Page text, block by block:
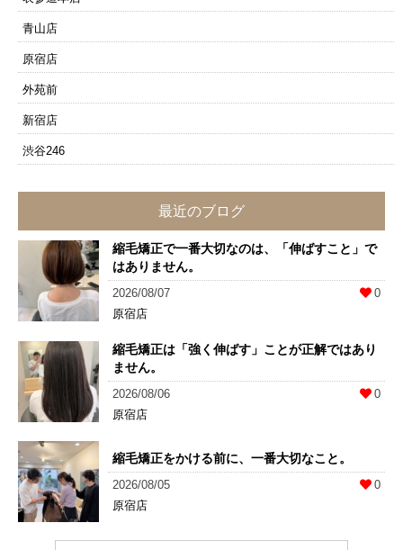
青山店
原宿店
外苑前
新宿店
渋谷246
最近のブログ
縮毛矯正で一番大切なのは、「伸ばすこと」で
はありません。
2026/08/07
0
原宿店
縮毛矯正は「強く伸ばす」ことが正解ではあり
ません。
2026/08/06
0
原宿店
縮毛矯正をかける前に、一番大切なこと。
2026/08/05
0
原宿店